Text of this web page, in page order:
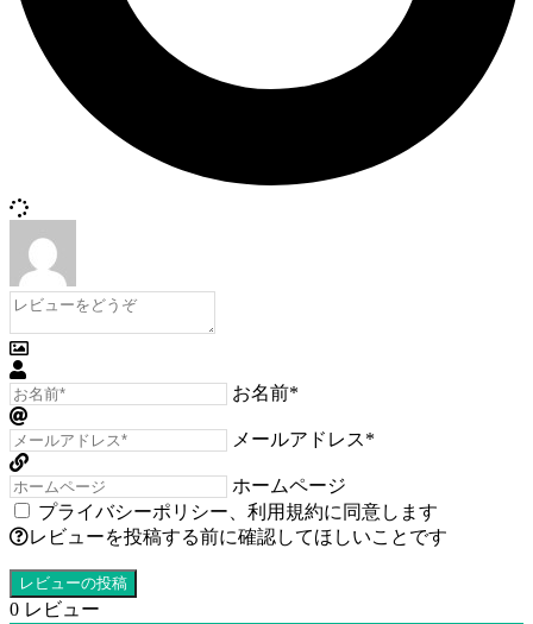
お名前*
メールアドレス*
ホームページ
プライバシーポリシー
利用規約に同意します
レビューを投稿する前に確認してほしいことです
0 レビュー